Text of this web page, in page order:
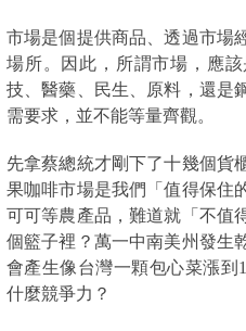
市場是個提供商品、透過市場
場所。因此，所謂市場，應
技、醫藥、民生、原料，還是
需要求，並不能等量齊觀。
先拿蔡總統才剛下了十幾個貨
果咖啡市場是我們「值得保住
可可等農產品，難道就「不值
個籃子裡？萬一中南美州發生
會產生像台灣一顆包心菜漲到
什麼競爭力？